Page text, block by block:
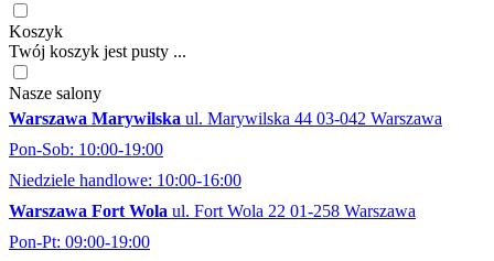
Koszyk
Twój koszyk jest pusty ...
Nasze salony
Warszawa Marywilska ul. Marywilska 44 03-042 Warszawa
Pon-Sob: 10:00-19:00
Niedziele handlowe: 10:00-16:00
Warszawa Fort Wola ul. Fort Wola 22 01-258 Warszawa
Pon-Pt: 09:00-19:00